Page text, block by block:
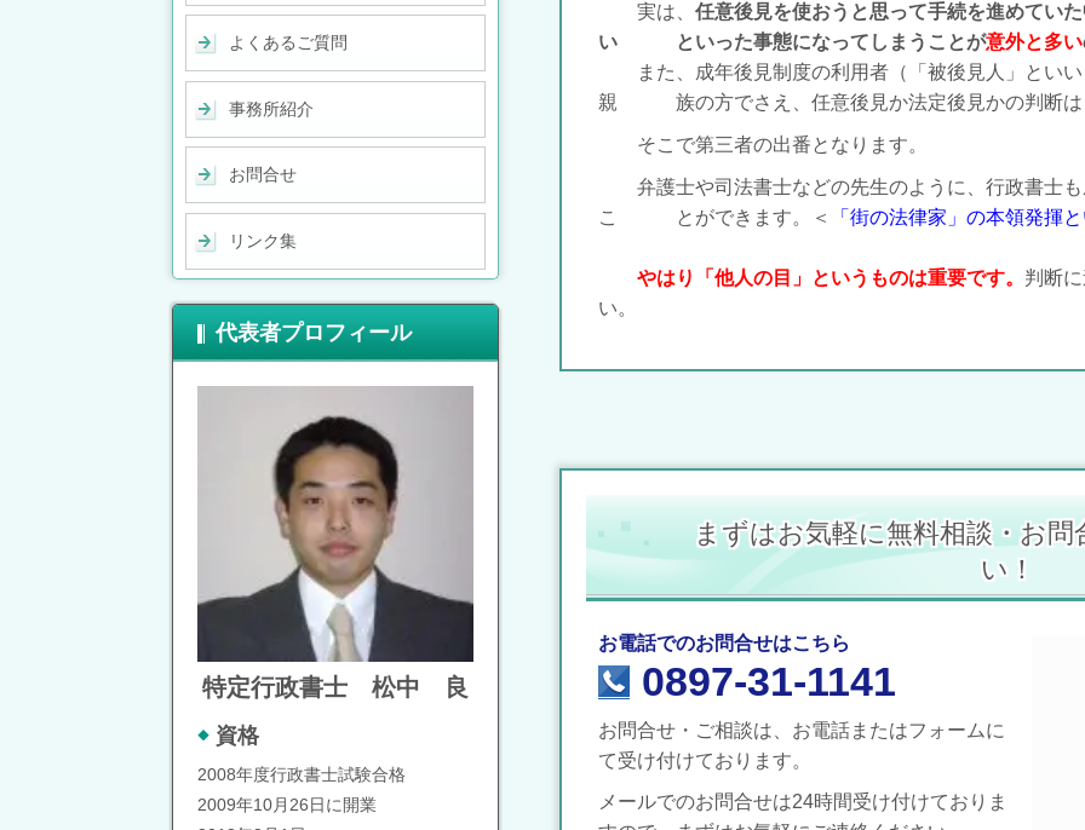
実は、 任意後見を使おうと思って手続を進めてい
い といった事態になってしまうことが意外と多い
また、成年後見制度の利用者（「被後見人」といい
親 族の方でさえ、 任意後見か法定後見かの判断
そこで第三者の出番となります。
弁護士や司法書士などの先生のように、行政書士も
こ とができます。＜
「街の法律家」の本領発揮
やはり「他人の目」というものは重要です。 判断
い。
まずはお気軽に無料相談・お
い！
お電話でのお問合せはこちら
0897-31-1141
お問合せ・ご相談は、お電話またはフォームに
て受け付けております。
メールでのお問合せは24時間受け付けておりま
よくあるご質問
事務所紹介
お問合せ
リンク集
代表者プロフィール
特定行政書士 松中 良
資格
2008年度行政書士試験合格
2009年10月26日に開業